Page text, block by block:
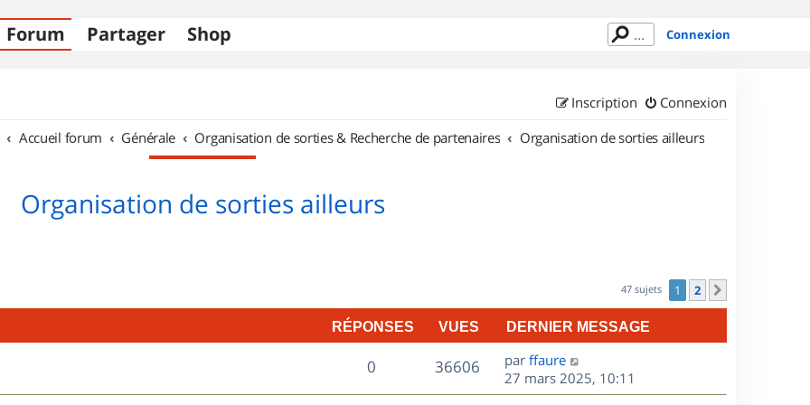
Forum Partager Shop Connexion
Connexion
Inscription
Accueil forum Générale Organisation de sorties & Recherche de partenaires Organisation de sorties ailleurs
Organisation de sorties ailleurs
47 sujets 1 2
RÉPONSES VUES DERNIER MESSAGE
0R
é
36606V
u
D
e
r
par ffaure
27 mars 2025, 10:11